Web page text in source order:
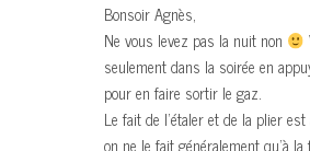
Bonsoir Agnès,
Ne vous levez pas la nuit non
seulement dans la soirée en
pour en faire sortir le gaz.
Le fait de l’étaler et de la plier
on ne le fait généralement qu’à